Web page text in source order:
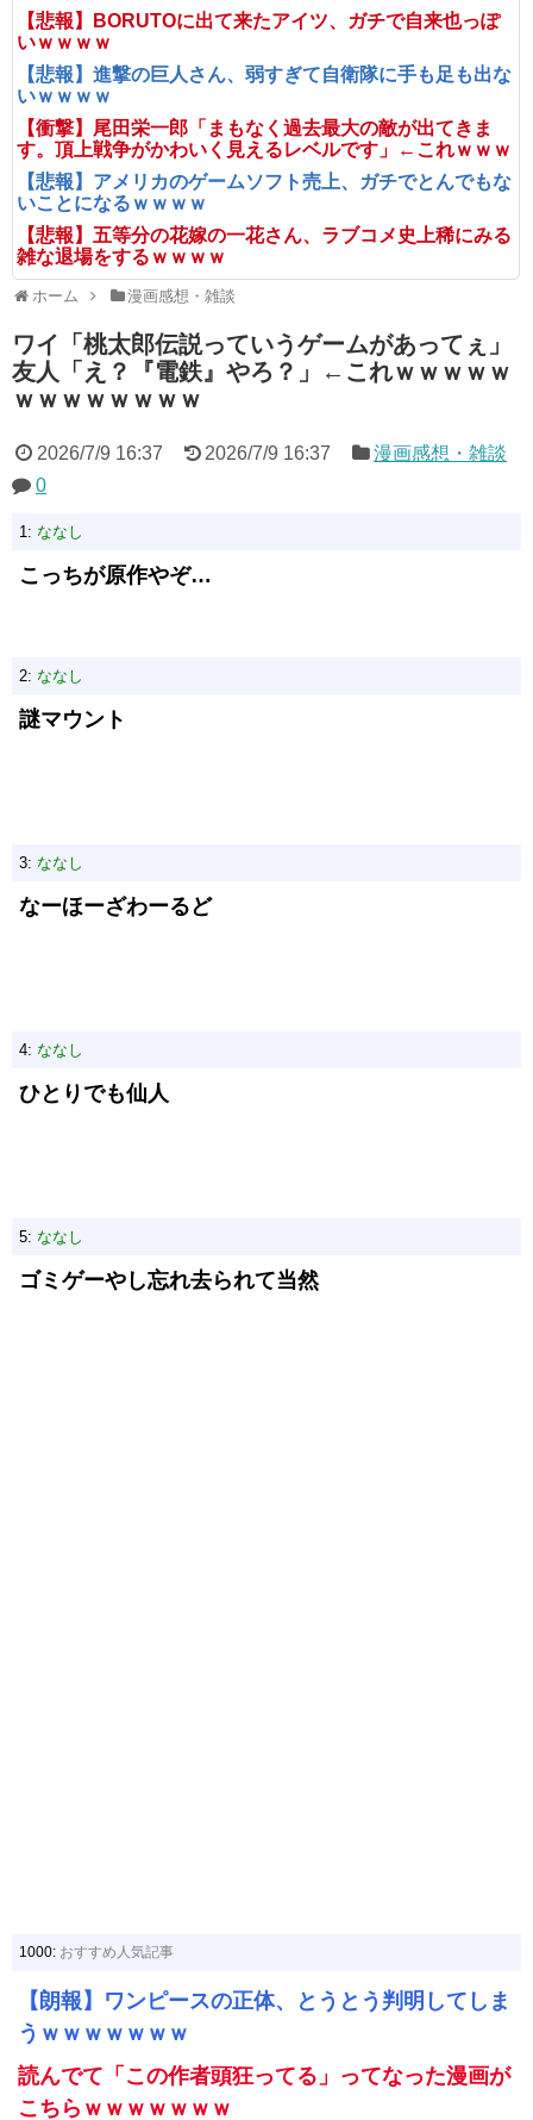
【悲報】BORUTOに出て来たアイツ、ガチで自来也っぽ
いｗｗｗｗ
【悲報】進撃の巨人さん、弱すぎて自衛隊に手も足も出な
いｗｗｗｗ
【衝撃】尾田栄一郎「まもなく過去最大の敵が出てきま
す。頂上戦争がかわいく見えるレベルです」←これｗｗｗ
【悲報】アメリカのゲームソフト売上、ガチでとんでもな
いことになるｗｗｗｗ
【悲報】五等分の花嫁の一花さん、ラブコメ史上稀にみる
雑な退場をするｗｗｗｗ
ホーム 漫画感想・雑談
ワイ「桃太郎伝説っていうゲームがあってぇ」
友人「え？『電鉄』やろ？」←これｗｗｗｗｗ
ｗｗｗｗｗｗｗｗ
2026/7/9 16:37 2026/7/9 16:37
漫画感想・雑談
0
1: ななし
こっちが原作やぞ…
2: ななし
謎マウント
3: ななし
なーほーざわーるど
4: ななし
ひとりでも仙人
5: ななし
ゴミゲーやし忘れ去られて当然
1000: おすすめ人気記事
【朗報】ワンピースの正体、とうとう判明してしま
うｗｗｗｗｗｗｗ
読んでて「この作者頭狂ってる」ってなった漫画が
こちらｗｗｗｗｗｗｗ